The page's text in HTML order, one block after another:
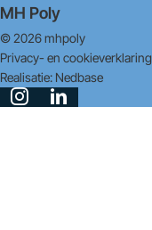
MH Poly
© 2026 mhpoly
Privacy- en cookieverklaring
Realisatie: Nedbase